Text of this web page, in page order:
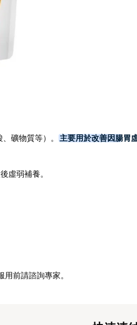
礦物質等）。 主要用於改善因腸胃
虛弱補養。
前請諮詢專家。